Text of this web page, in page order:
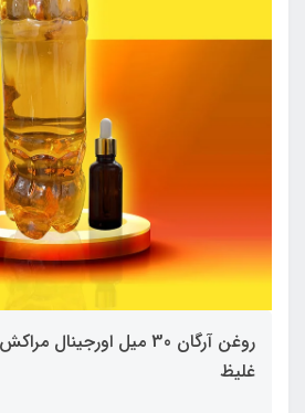
روغن آرگان 30 میل اورجینال مراکش
غلیظ